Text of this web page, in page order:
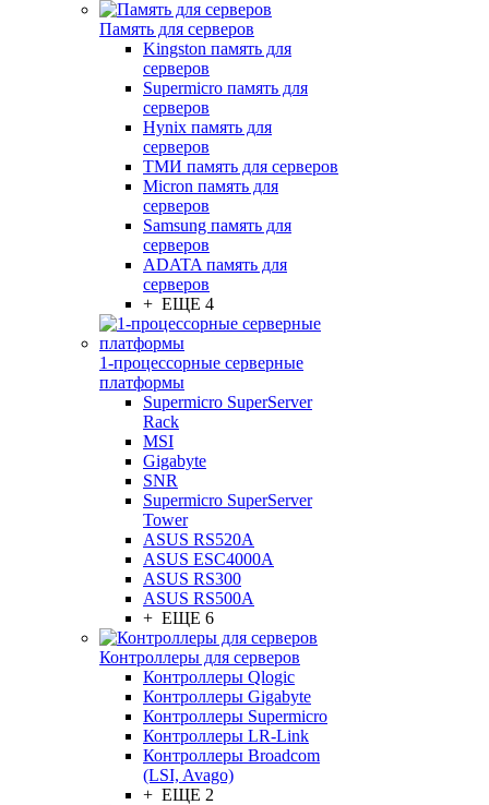
Память для серверов
Kingston память для
серверов
Supermicro память для
серверов
Hynix память для
серверов
ТМИ память для серверов
Micron память для
серверов
Samsung память для
серверов
ADATA память для
серверов
+ ЕЩЕ 4
1-процессорные серверные
платформы
Supermicro SuperServer
Rack
MSI
Gigabyte
SNR
Supermicro SuperServer
Tower
ASUS RS520A
ASUS ESC4000A
ASUS RS300
ASUS RS500A
+ ЕЩЕ 6
Контроллеры для серверов
Контроллеры Qlogic
Контроллеры Gigabyte
Контроллеры Supermicro
Контроллеры LR-Link
Контроллеры Broadcom
(LSI, Avago)
+ ЕЩЕ 2